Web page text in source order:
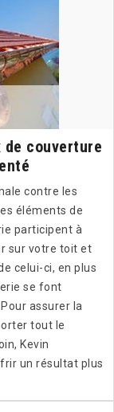
couverture
contre les
éléments de
participent à
sur votre toit et
celui-ci, en plus
se font
assurer la
tout le
Kevin
un résultat plus